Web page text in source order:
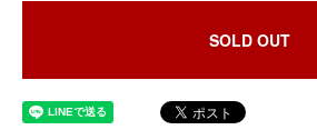
SOLD OUT